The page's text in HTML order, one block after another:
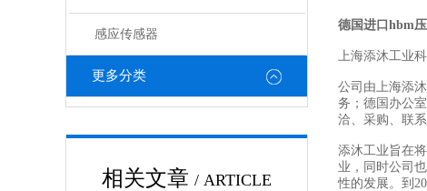
感应传感器
更多分类
相关文章 / ARTICLE
德国进口hbm
上海添沐工业
公司由上海添
务；德国办公
洽、采购、联
添沐工业旨在
业，同时公司
性的发展。到